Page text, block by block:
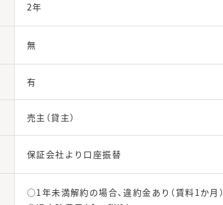
2年
無
有
売主（貸主）
保証会社より口座振替
○1年未満解約の場合、違約金あり（賃料1か月）